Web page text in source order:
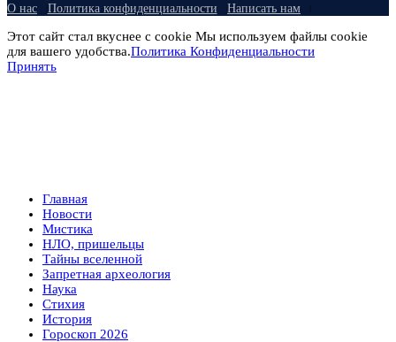
О нас Политика конфиденциальности Написать нам
Этот сайт стал вкуснее с cookie Мы используем файлы cookie
для вашего удобства.Политика Конфиденциальности
Принять
Главная
Новости
Мистика
НЛО, пришельцы
Тайны вселенной
Запретная археология
Наука
Стихия
История
Гороскоп 2026